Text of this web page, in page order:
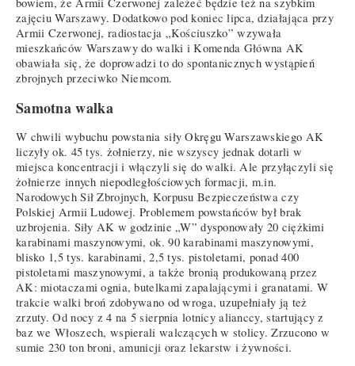
zajęciu Warszawy. Dodatkowo pod koniec lipca, działająca przy
Armii Czerwonej, radiostacja „Kościuszko” wzywała
mieszkańców Warszawy do walki i Komenda Główna AK
obawiała się, że doprowadzi to do spontanicznych wystąpień
zbrojnych przeciwko Niemcom.
Samotna walka
W chwili wybuchu powstania siły Okręgu Warszawskiego AK
liczyły ok. 45 tys. żołnierzy, nie wszyscy jednak dotarli w
miejsca koncentracji i włączyli się do walki. Ale przyłączyli się
żołnierze innych niepodległościowych formacji, m.in.
Narodowych Sił Zbrojnych, Korpusu Bezpieczeństwa czy
Polskiej Armii Ludowej. Problemem powstańców był brak
uzbrojenia. Siły AK w godzinie „W” dysponowały 20 ciężkimi
karabinami maszynowymi, ok. 90 karabinami maszynowymi,
blisko 1,5 tys. karabinami, 2,5 tys. pistoletami, ponad 400
pistoletami maszynowymi, a także bronią produkowaną przez
AK: miotaczami ognia, butelkami zapalającymi i granatami. W
trakcie walki broń zdobywano od wroga, uzupełniały ją też
zrzuty. Od nocy z 4 na 5 sierpnia lotnicy alianccy, startujący z
baz we Włoszech, wspierali walczących w stolicy. Zrzucono w
sumie 230 ton broni, amunicji oraz lekarstw i żywności.